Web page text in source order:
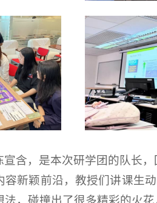
宣含，是本次研学团的队长
容新颖前沿，教授们讲课生
法，碰撞出了很多精彩的火